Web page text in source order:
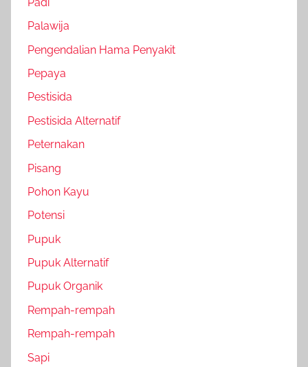
Palawija
Pengendalian Hama Penyakit
Pepaya
Pestisida
Pestisida Alternatif
Peternakan
Pisang
Pohon Kayu
Potensi
Pupuk
Pupuk Alternatif
Pupuk Organik
Rempah-rempah
Rempah-rempah
Sapi